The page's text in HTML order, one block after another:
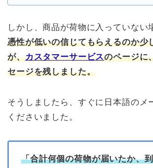
しかし、商品が荷物に入っていない
憑性が低いの信じてもらえるのか少
が、カスタマーサービスのページに
セージを残しました。
そうしましたら、すぐに日本語のメ
くださいました。
「合計何個の荷物が届いたか、